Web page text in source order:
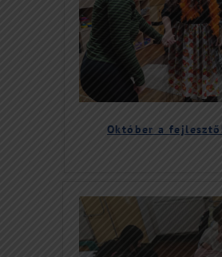
Október a